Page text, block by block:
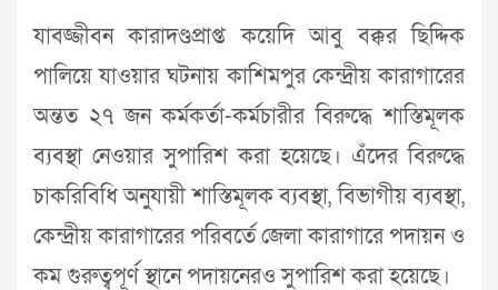
যাবজ্জীবন কারাদণ্ডপ্রাপ্ত কয়েদি আবু বক্কর ছিদ্দিক
পালিয়ে যাওয়ার ঘটনায় কাশিমপুর কেন্দ্রীয় কারাগারের
অন্তত ২৭ জন কর্মকর্তা-কর্মচারীর বিরুদ্ধে শাস্তিমূলক
ব্যবস্থা নেওয়ার সুপারিশ করা হয়েছে। এঁদের বিরুদ্ধে
চাকরিবিধি অনুযায়ী শাস্তিমূলক ব্যবস্থা, বিভাগীয় ব্যবস্থা,
কেন্দ্রীয় কারাগারের পরিবর্তে জেলা কারাগারে পদায়ন ও
কম গুরুত্বপূর্ণ স্থানে পদায়নেরও সুপারিশ করা হয়েছে।